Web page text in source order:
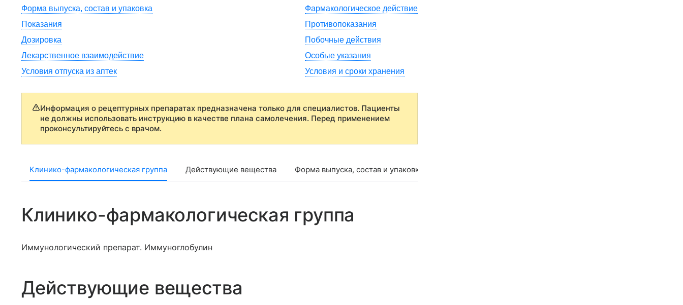
Форма выпуска, состав и упаковка
Фармакологическое действие
Показания
Противопоказания
Дозировка
Побочные действия
Лекарственное взаимодействие
Особые указания
Условия отпуска из аптек
Условия и сроки хранения
Информация о рецептурных препаратах предназначена только для специалистов. Пациенты
не должны использовать инструкцию в качестве плана самолечения. Перед применением
проконсультируйтесь с врачом.
Клинико-фармакологическая группа Действующие вещества Форма выпуска, состав и упаковка
Клинико-фармакологическая группа
Иммунологический препарат. Иммуноглобулин
Действующие вещества